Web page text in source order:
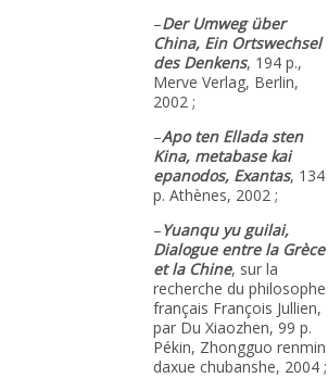
–Der Umweg über
China, Ein Ortswechsel
des Denkens, 194 p.,
Merve Verlag, Berlin,
2002 ;
–Apo ten Ellada sten
Kina, metabase kai
epanodos, Exantas, 134
p. Athènes, 2002 ;
–Yuanqu yu guilai,
Dialogue entre la Grèce
et la Chine, sur la
recherche du philosophe
français François Jullien,
par Du Xiaozhen, 99 p.
Pékin, Zhongguo renmin
daxue chubanshe, 2004 ;